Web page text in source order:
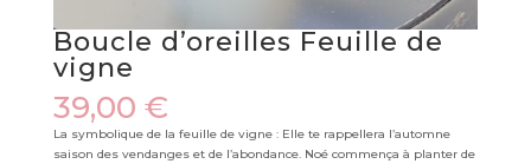
Boucle d’oreilles Feuille de
vigne
39,00 €
La symbolique de la feuille de vigne : Elle te rappellera l’automne
saison des vendanges et de l’abondance. Noé commença à planter de